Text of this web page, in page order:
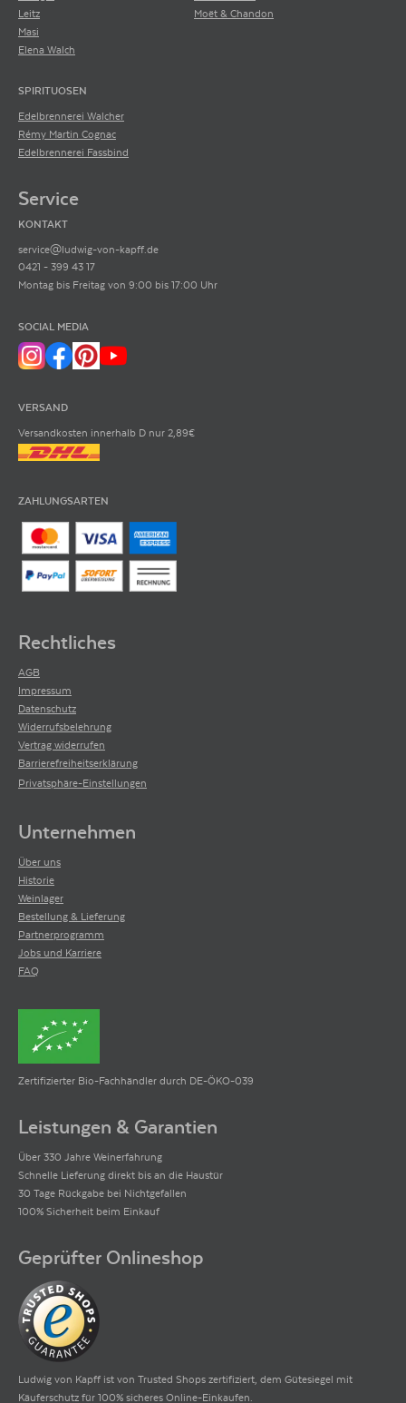
Leitz
Masi
Elena Walch
Moët & Chandon
SPIRITUOSEN
Edelbrennerei Walcher
Rémy Martin Cognac
Edelbrennerei Fassbind
Service
KONTAKT
service@ludwig-von-kapff.de
0421 - 399 43 17
Montag bis Freitag von 9:00 bis 17:00 Uhr
SOCIAL MEDIA
VERSAND
Versandkosten innerhalb D nur 2,89€
ZAHLUNGSARTEN
Rechtliches
AGB
Impressum
Datenschutz
Widerrufsbelehrung
Vertrag widerrufen
Barrierefreiheitserklärung
Privatsphäre-Einstellungen
Unternehmen
Über uns
Historie
Weinlager
Bestellung & Lieferung
Partnerprogramm
Jobs und Karriere
FAQ
Zertifizierter Bio-Fachhändler durch DE-ÖKO-039
Leistungen & Garantien
Über 330 Jahre Weinerfahrung
Schnelle Lieferung direkt bis an die Haustür
30 Tage Rückgabe bei Nichtgefallen
100% Sicherheit beim Einkauf
Geprüfter Onlineshop
Ludwig von Kapff ist von Trusted Shops zertifiziert, dem Gütesiegel mit
Käuferschutz für 100% sicheres Online-Einkaufen.